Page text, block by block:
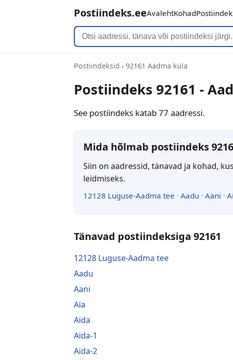
Postiindeks.eeAvalehtKohad
Postiindeksid › 92161 Aadma küla
Postiindeks 92161 -
See postiindeks katab 77 aadressi.
Mida hõlmab postiindeks
Siin on aadressid, tänavad ja kohad,
leidmiseks.
12128 Luguse-Aadma tee · Aadu · Aani ·
Tänavad postiindeksiga 92161
12128 Luguse-Aadma tee
Aadu
Aani
Aia
Aida
Aida-1
Aida-2